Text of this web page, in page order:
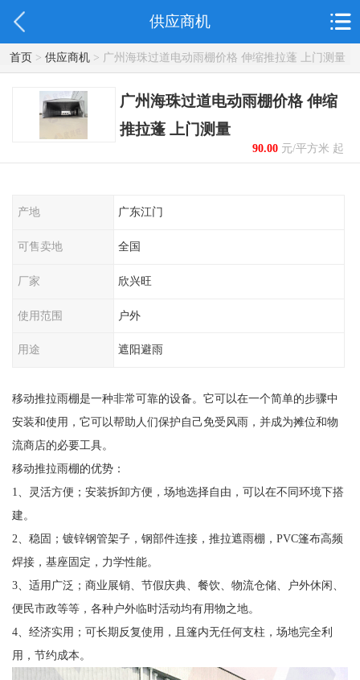
供应商机
首页> 供应商机> 广州海珠过道电动雨棚价格 伸缩推拉蓬 上门测量
广州海珠过道电动雨棚价格 伸缩
推拉蓬 上门测量
90.00元/平方米 起
产地 广东江门
可售卖地 全国
厂家 欣兴旺
使用范围 户外
用途 遮阳避雨
移动推拉雨棚是一种非常可靠的设备。它可以在一个简单的步骤中
安装和使用，它可以帮助人们保护自己免受风雨，并成为摊位和物
流商店的必要工具。
移动推拉雨棚的优势：
1、灵活方便；安装拆卸方便，场地选择自由，可以在不同环境下搭
建。
2、稳固；镀锌钢管架子，钢部件连接，推拉遮雨棚，PVC篷布高频
焊接，基座固定，力学性能。
3、适用广泛；商业展销、节假庆典、餐饮、物流仓储、户外休闲、
便民市政等等，各种户外临时活动均有用物之地。
4、经济实用；可长期反复使用，且篷内无任何支柱，场地完全利
用，节约成本。